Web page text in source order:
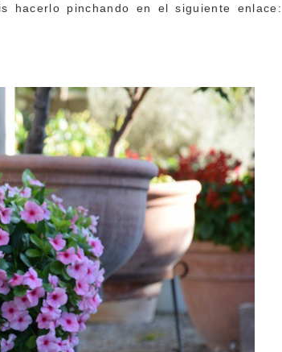
hacerlo pinchando en el siguiente enlace: